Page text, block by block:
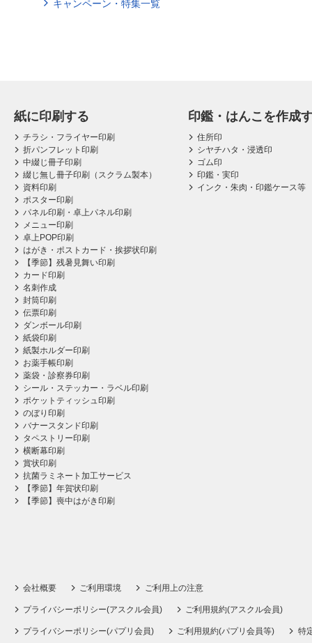
キャンペーン・特集一覧
紙に印刷する
チラシ・フライヤー印刷
折パンフレット印刷
中綴じ冊子印刷
綴じ無し冊子印刷（スクラム製本）
資料印刷
ポスター印刷
パネル印刷・卓上パネル印刷
メニュー印刷
卓上POP印刷
はがき・ポストカード・挨拶状印刷
【季節】残暑見舞い印刷
カード印刷
名刺作成
封筒印刷
伝票印刷
ダンボール印刷
紙袋印刷
紙製ホルダー印刷
お薬手帳印刷
薬袋・診察券印刷
シール・ステッカー・ラベル印刷
ポケットティッシュ印刷
のぼり印刷
バナースタンド印刷
タペストリー印刷
横断幕印刷
賞状印刷
抗菌ラミネート加工サービス
【季節】年賀状印刷
【季節】喪中はがき印刷
印鑑・はんこを作成
住所印
シヤチハタ・浸透印
ゴム印
印鑑・実印
インク・朱肉・印鑑ケース等
会社概要 ご利用環境 ご利用上の注意
プライバシーポリシー(アスクル会員) ご利用規約(アスクル会員)
プライバシーポリシー(パプリ会員) ご利用規約(パプリ会員等) 特